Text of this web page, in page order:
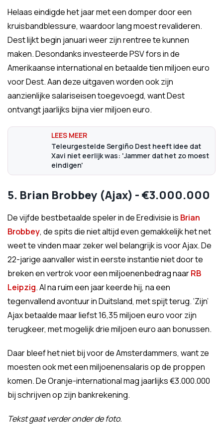
Helaas eindigde het jaar met een domper door een
kruisbandblessure, waardoor lang moest revalideren.
Dest lijkt begin januari weer zijn rentree te kunnen
maken. Desondanks investeerde PSV fors in de
Amerikaanse international en betaalde tien miljoen euro
voor Dest. Aan deze uitgaven worden ook zijn
aanzienlijke salariseisen toegevoegd, want Dest
ontvangt jaarlijks bijna vier miljoen euro.
Teleurgestelde Sergiño Dest heeft idee dat
Xavi niet eerlijk was: 'Jammer dat het zo moest
eindigen'
5. Brian Brobbey (Ajax) - €3.000.000
De vijfde bestbetaalde speler in de Eredivisie is Brian
Brobbey, de spits die niet altijd even gemakkelijk het net
weet te vinden maar zeker wel belangrijk is voor Ajax. De
22-jarige aanvaller wist in eerste instantie niet door te
breken en vertrok voor een miljoenenbedrag naarRB
Leipzig. Al na ruim een jaar keerde hij, na een
tegenvallend avontuur in Duitsland, met spijt terug. ‘Zijn’
Ajax betaalde maar liefst 16,35 miljoen euro voor zijn
terugkeer, met mogelijk drie miljoen euro aan bonussen.
Daar bleef het niet bij voor de Amsterdammers, want ze
moesten ook met een miljoenensalaris op de proppen
komen. De Oranje-international mag jaarlijks €3.000.000
bij schrijven op zijn bankrekening.
Tekst gaat verder onder de foto.